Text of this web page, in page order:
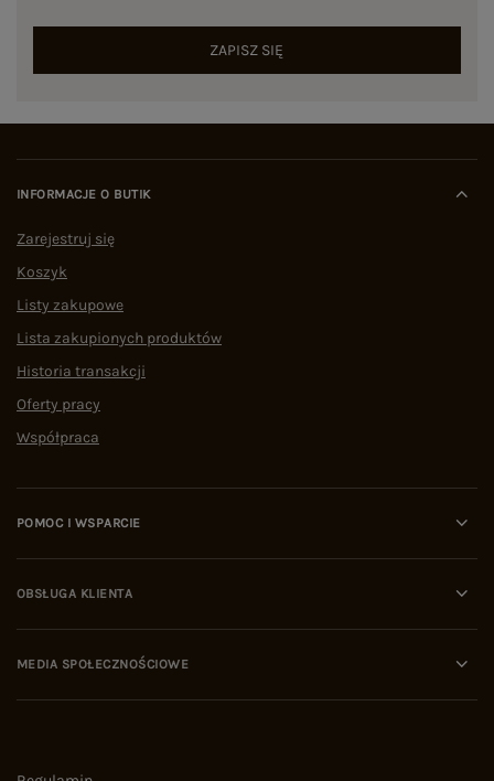
ZAPISZ SIĘ
INFORMACJE O BUTIK
Zarejestruj się
Koszyk
Listy zakupowe
Lista zakupionych produktów
Historia transakcji
Oferty pracy
Współpraca
POMOC I WSPARCIE
OBSŁUGA KLIENTA
MEDIA SPOŁECZNOŚCIOWE